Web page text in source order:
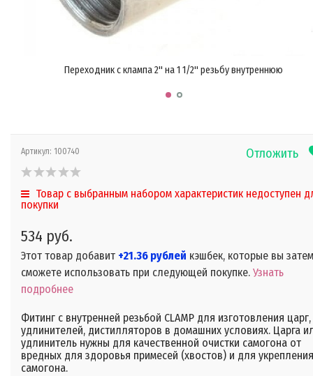
Переходник с клампа 2'' на 1 1/2'' резьбу внутреннюю
Отложить
Артикул: 100740
Товар с выбранным набором характеристик недоступен
покупки
534 руб.
Этот товар добавит +21.36 рублей кэшбек, которые вы затем
сможете использовать при следующей покупке. Узнать
подробнее
Фитинг с внутренней резьбой CLAMP для изготовления царг,
удлинителей, дистилляторов в домашних условиях. Царга
удлинитель нужны для качественной очистки самогона от
вредных для здоровья примесей (хвостов) и для укрепления
самогона.